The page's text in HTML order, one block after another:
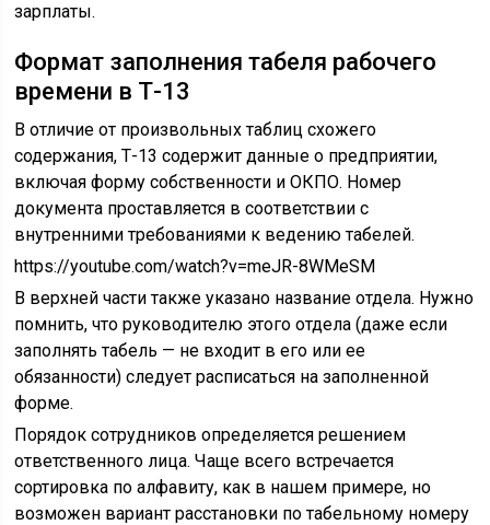
зарплаты.
Формат заполнения табеля рабочего
времени в Т-13
В отличие от произвольных таблиц схожего
содержания, Т-13 содержит данные о предприятии,
включая форму собственности и ОКПО. Номер
документа проставляется в соответствии с
внутренними требованиями к ведению табелей.
https://youtube.com/watch?v=meJR-8WMeSM
В верхней части также указано название отдела. Нужно
помнить, что руководителю этого отдела (даже если
заполнять табель — не входит в его или ее
обязанности) следует расписаться на заполненной
форме.
Порядок сотрудников определяется решением
ответственного лица. Чаще всего встречается
сортировка по алфавиту, как в нашем примере, но
возможен вариант расстановки по табельному номеру